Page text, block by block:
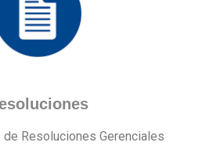
Resoluciones Gerenciales